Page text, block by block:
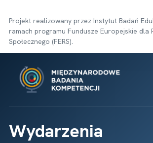
Projekt realizowany przez Instytut Badań
ramach programu Fundusze Europejskie dla
Społecznego (FERS).
Wydarzenia